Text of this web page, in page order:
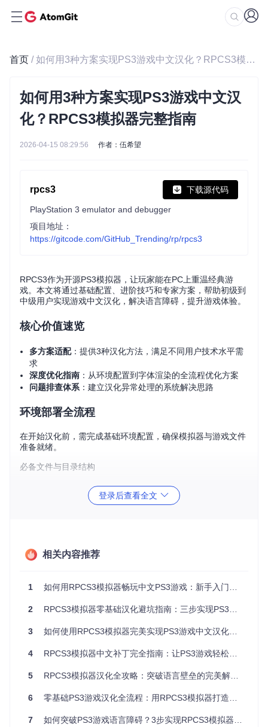
首页 / 如何用3种方案实现PS3游戏中文汉化？RPCS3模拟器完整指南
如何用3种方案实现PS3游戏中文汉
化？RPCS3模拟器完整指南
2026-04-15 08:29:56 作者：伍希望
rpcs3 下载源代码
PlayStation 3 emulator and debugger
项目地址：
https://gitcode.com/GitHub_Trending/rp/rpcs3
RPCS3作为开源PS3模拟器，让玩家能在PC上重温经典游
戏。本文将通过基础配置、进阶技巧和专家方案，帮助初级到
中级用户实现游戏中文汉化，解决语言障碍，提升游戏体验。
核心价值速览
多方案适配：提供3种汉化方法，满足不同用户技术水平需
求
深度优化指南 ：从环境配置到字体渲染的全流程优化方案
问题排查体系 ：建立汉化异常处理的系统解决思路
环境部署全流程
在开始汉化前，需完成基础环境配置，确保模拟器与游戏文件
准备就绪。
必备文件与目录结构
RPCS3最新稳定版（推荐v0.0.28+）
标准目录结构
rpcs3/
└── dev_hdd0/
注意事项：所有文件需确保完整性，特别是固件文件缺失
和固件文件。
模拟器基础设置
登录后查看全文
相关内容推荐
1 如何用RPCS3模拟器畅玩中文PS3游戏：新手入门到精通指南
2 RPCS3模拟器零基础汉化避坑指南：三步实现PS3游戏中文显示
3 如何使用RPCS3模拟器完美实现PS3游戏中文汉化：从环境配置到深度优化全攻略
4 RPCS3模拟器中文补丁完全指南：让PS3游戏轻松支持中文的实用攻略
5 RPCS3模拟器汉化全攻略：突破语言壁垒的完美解决方案
6 零基础PS3游戏汉化全流程：用RPCS3模拟器打造中文游戏环境
7 如何突破PS3游戏语言障碍？3步实现RPCS3模拟器中文游戏体验